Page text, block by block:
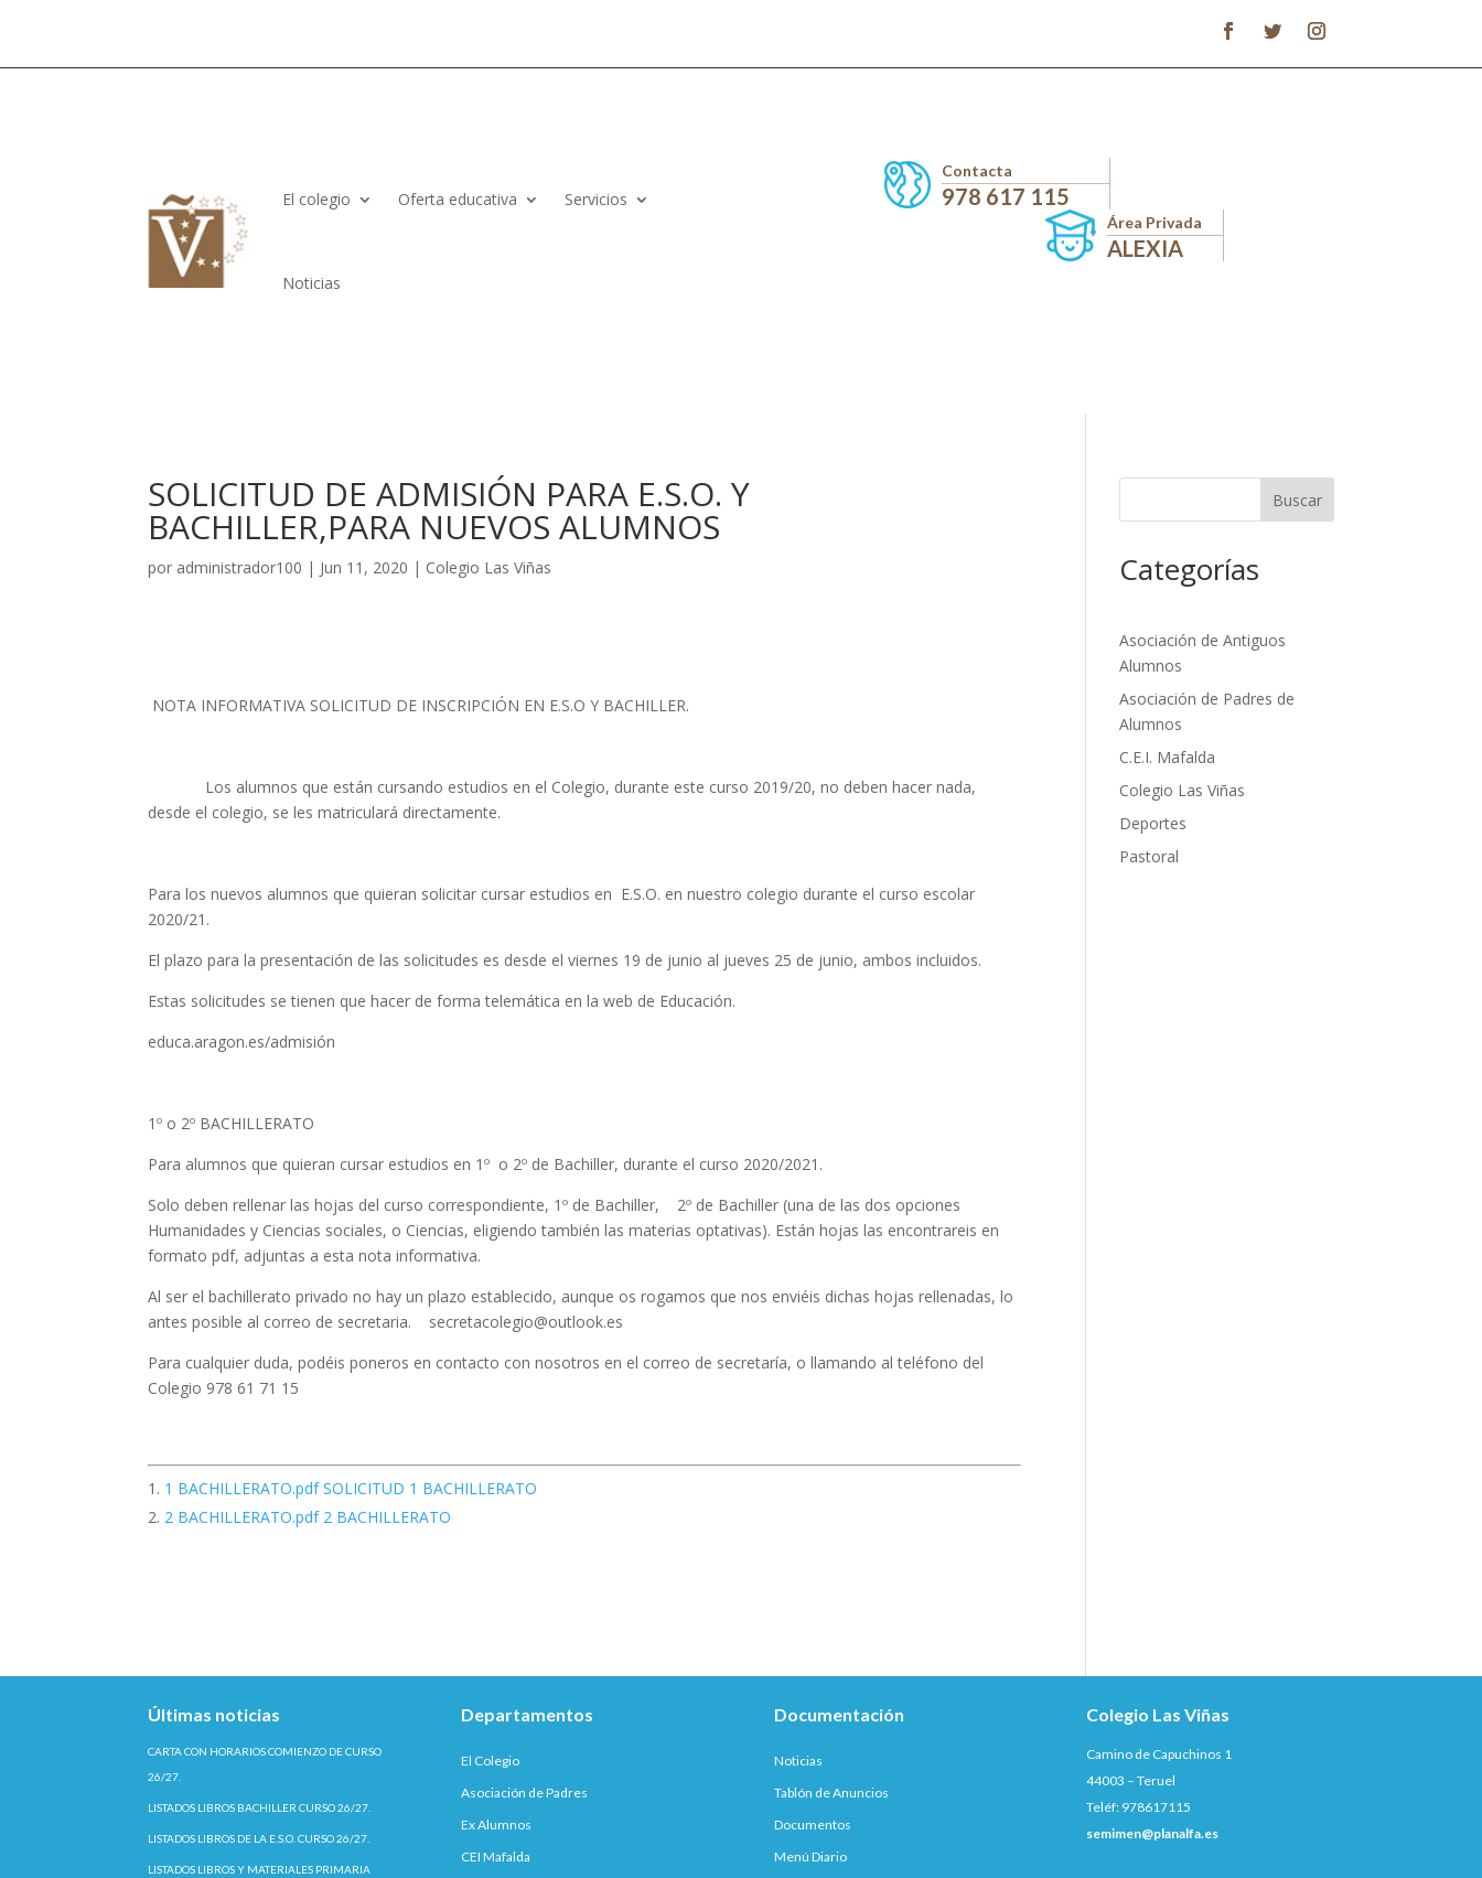
El colegio Oferta educativa Servicios
Noticias
Contacta
978 617 115
Área Privada
ALEXIA
SOLICITUD DE ADMISIÓN PARA E.S.O. Y
BACHILLER,PARA NUEVOS ALUMNOS
por administrador100 | Jun 11, 2020 | Colegio Las Viñas
NOTA INFORMATIVA SOLICITUD DE INSCRIPCIÓN EN E.S.O Y BACHILLER.
Los alumnos que están cursando estudios en el Colegio, durante este curso 2019/20, no deben hacer nada,
desde el colegio, se les matriculará directamente.
Para los nuevos alumnos que quieran solicitar cursar estudios en E.S.O. en nuestro colegio durante el curso escolar
2020/21.
El plazo para la presentación de las solicitudes es desde el viernes 19 de junio al jueves 25 de junio, ambos incluidos.
Estas solicitudes se tienen que hacer de forma telemática en la web de Educación.
educa.aragon.es/admisión
1º o 2º BACHILLERATO
Para alumnos que quieran cursar estudios en 1º o 2º de Bachiller, durante el curso 2020/2021.
Solo deben rellenar las hojas del curso correspondiente, 1º de Bachiller, 2º de Bachiller (una de las dos opciones
Humanidades y Ciencias sociales, o Ciencias, eligiendo también las materias optativas). Están hojas las encontrareis en
formato pdf, adjuntas a esta nota informativa.
Al ser el bachillerato privado no hay un plazo establecido, aunque os rogamos que nos enviéis dichas hojas rellenadas, lo
antes posible al correo de secretaria. secretacolegio@outlook.es
Para cualquier duda, podéis poneros en contacto con nosotros en el correo de secretaría, o llamando al teléfono del
Colegio 978 61 71 15
1 BACHILLERATO.pdf SOLICITUD 1 BACHILLERATO
2 BACHILLERATO.pdf 2 BACHILLERATO
Buscar
Categorías
Asociación de Antiguos
Alumnos
Asociación de Padres de
Alumnos
C.E.I. Mafalda
Colegio Las Viñas
Deportes
Pastoral
Últimas noticias
CARTA CON HORARIOS COMIENZO DE CURSO
26/27.
LISTADOS LIBROS BACHILLER CURSO 26/27.
LISTADOS LIBROS DE LA E.S.O. CURSO 26/27.
LISTADOS LIBROS Y MATERIALES PRIMARIA
Departamentos
El Colegio
Asociación de Padres
Ex Alumnos
CEI Mafalda
Documentación
Noticias
Tablón de Anuncios
Documentos
Menú Diario
Colegio Las Viñas
Camino de Capuchinos 1
44003 – Teruel
Teléf: 978617115
semimen@planalfa.es